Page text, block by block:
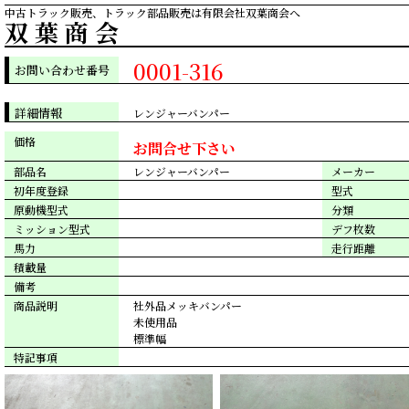
中古トラック販売、トラック部品販売は有限会社双葉商会へ
双 葉 商 会
お問い合わせ番号 0001-316
詳細情報
レンジャーバンパー
価格
お問合せ下さい
部品名 レンジャーバンパー
メーカー
初年度登録
型式
原動機型式
分類
ミッション型式
デフ枚数
馬力
走行距離
積載量
備考
商品説明
社外品メッキバンパー
未使用品
標準幅
特記事項